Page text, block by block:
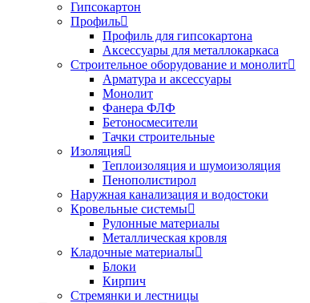
Гипсокартон
Профиль
Профиль для гипсокартона
Аксессуары для металлокаркаса
Строительное оборудование и монолит
Арматура и аксессуары
Монолит
Фанера ФЛФ
Бетоносмесители
Тачки строительные
Изоляция
Теплоизоляция и шумоизоляция
Пенополистирол
Наружная канализация и водостоки
Кровельные системы
Рулонные материалы
Металлическая кровля
Кладочные материалы
Блоки
Кирпич
Стремянки и лестницы